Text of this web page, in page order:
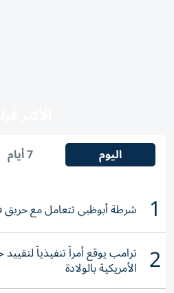
اليوم 7 أيام
1 شرطة أبوظبي تتعامل مع
2 ترامب يوقع أمراً تنفيذياً
الأمريكية بالولادة